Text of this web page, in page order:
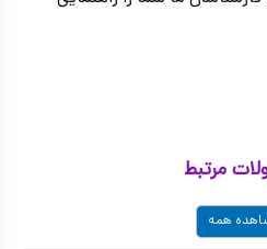
مرتبط
همه